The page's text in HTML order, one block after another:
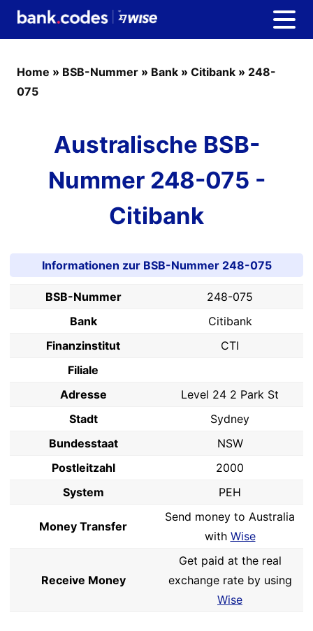
Home » BSB-Nummer » Bank » Citibank » 248-
075
Australische BSB-
Nummer 248-075 -
Citibank
Informationen zur BSB-Nummer 248-075
BSB-Nummer
248-075
Bank
Citibank
Finanzinstitut
CTI
Filiale
Adresse
Level 24 2 Park St
Stadt
Sydney
Bundesstaat
NSW
Postleitzahl
2000
System
PEH
Money Transfer
Send money to Australia
with Wise
Receive Money
Get paid at the real
exchange rate by using
Wise